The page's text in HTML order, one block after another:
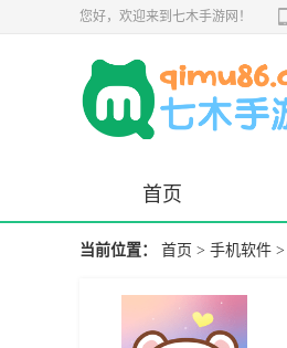
您好，欢迎来到七木手游网！
首页
当前位置： 首页 > 手机软件 >